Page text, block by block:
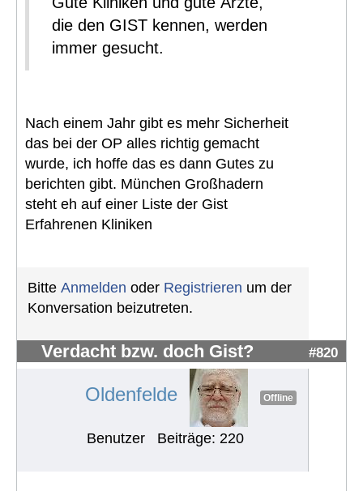
die den GIST kennen, werden
immer gesucht.
Nach einem Jahr gibt es mehr Sicherheit
das bei der OP alles richtig gemacht
wurde, ich hoffe das es dann Gutes zu
berichten gibt. München Großhadern
steht eh auf einer Liste der Gist
Erfahrenen Kliniken
Bitte Anmelden oder Registrieren um der
Konversation beizutreten.
Verdacht bzw. doch Gist? #820
Oldenfelde Offline
Benutzer Beiträge: 220